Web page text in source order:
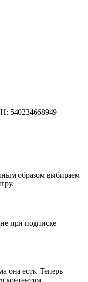
540234668949
образом выбираем
при подписке
она есть. Теперь
контентом.